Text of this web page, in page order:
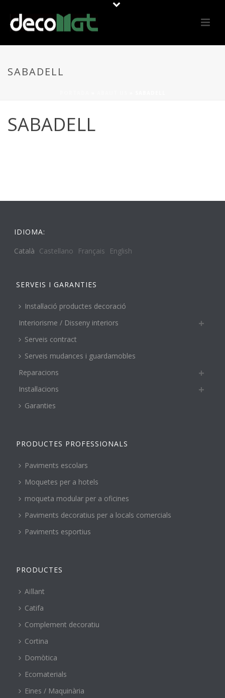
SABADELL
SABADELL
IDIOMA:
Català Castellano Français English
SERVEIS I GARANTIES
Instal·lació productes decoració
Interiorisme / Disseny interiors
Serveis contract
Serveis mudances i guardamobles
Reparacions
Instal·lacions
Garanties
PRODUCTES PROFESSIONALS
Paviments escolars
Moquetes per a hotels
moqueta modular per a oficines
Paviments decoratius per a locals comercials
Paviments esportius
PRODUCTES
Aïllant
Catifa
Complement decoratiu
Cortina
Domòtica
Ecomaterials
Eines / Maquinària